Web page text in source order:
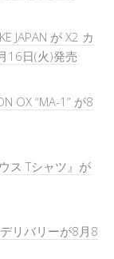
JAPAN が X2 カ
16日(火)発売
OX “MA-1” が8
ス Tシャツ』が
リバリーが8月8